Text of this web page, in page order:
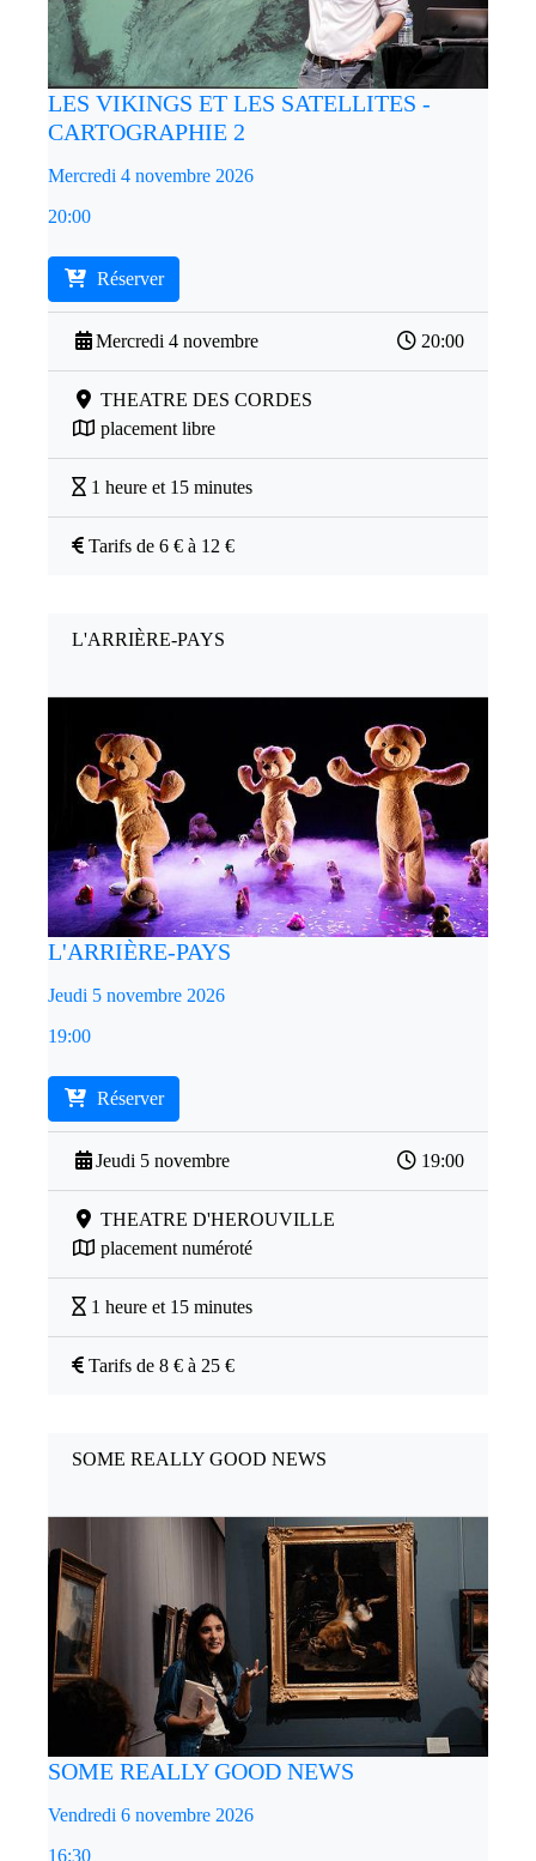
LES VIKINGS ET LES SATELLITES -
CARTOGRAPHIE 2
Mercredi 4 novembre 2026
20:00
Réserver
Mercredi 4 novembre 20:00
THEATRE DES CORDES
placement libre
1 heure et 15 minutes
Tarifs de 6 € à 12 €
L'ARRIÈRE-PAYS
L'ARRIÈRE-PAYS
Jeudi 5 novembre 2026
19:00
Réserver
Jeudi 5 novembre 19:00
THEATRE D'HEROUVILLE
placement numéroté
1 heure et 15 minutes
Tarifs de 8 € à 25 €
SOME REALLY GOOD NEWS
SOME REALLY GOOD NEWS
Vendredi 6 novembre 2026
16:30